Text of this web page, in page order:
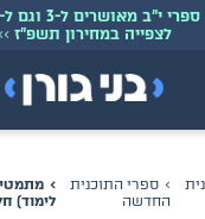
מאושרים ל-3 וגם ל-4 יח״ל
לצפייה במחירון תשפ״ז >>
לימוד)
ספרי התוכנית
החדשה